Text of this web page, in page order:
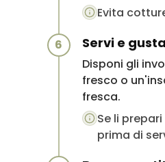
Evita
6 Servi e gusta
Disponi gli
fresco o
fresca.
Se li
prima di